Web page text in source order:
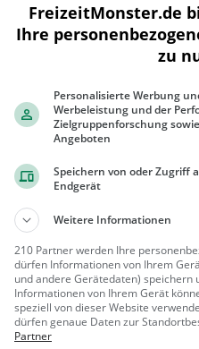
Schlägen alle Bahnen
Mehr erfahren
de Montreux
Edouard-Jaccoud, 1822 Chernex
de Montreux ist
Die Präzisionssportart
für Erwachsene geeignet
die ganze Familie.Die
Schlägen alle
Mehr erfahren
FreizeitMonster.de
Ihre
zu
Personalisierte Werbung
Werbeleistung und der
Zielgruppenforschung
Angeboten
Speichern von oder Zugriff
Endgerät
Weitere Informationen
210 Partner werden Ihre
dürfen Informationen von Ihrem
und andere Gerätedaten) speichern
Informationen von Ihrem Gerät
speziell von dieser Website
dürfen genaue Daten zur
Partner